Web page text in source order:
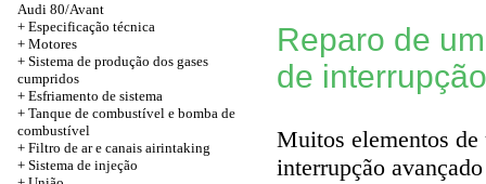
Audi 80/Avant
+ Especificação técnica
+ Motores
+ Sistema de produção dos gases
cumpridos
+ Esfriamento de sistema
+ Tanque de combustível e bomba de
combustível
+ Filtro de ar e canais airintaking
+ Sistema de injeção
Reparo de
de
Muitos elementos
interrupção